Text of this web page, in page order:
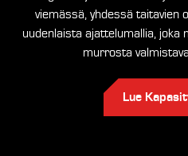
viemässä, yhdessä taitavien
uudenlaista ajattelumallia, joka
murrosta
Lue